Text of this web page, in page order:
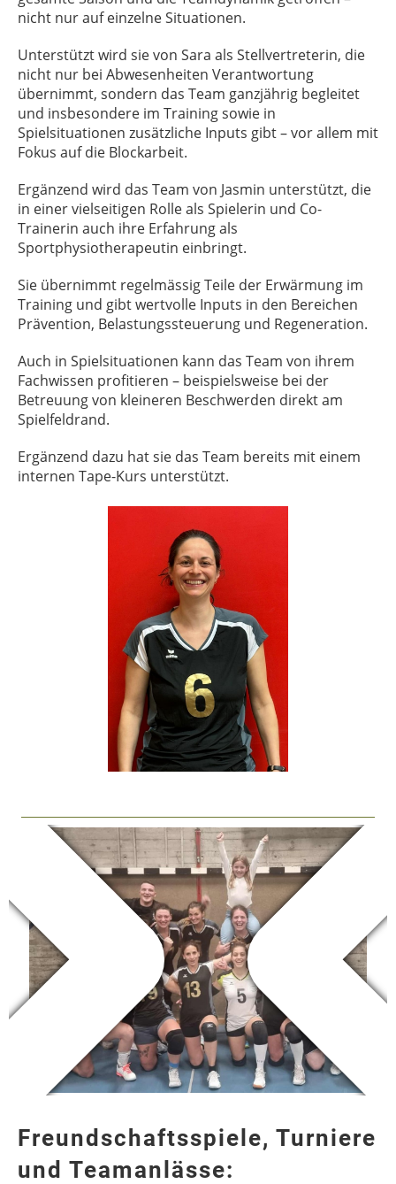
nicht nur auf einzelne Situationen.
Unterstützt wird sie von Sara als Stellvertreterin, die
nicht nur bei Abwesenheiten Verantwortung
übernimmt, sondern das Team ganzjährig begleitet
und insbesondere im Training sowie in
Spielsituationen zusätzliche Inputs gibt – vor allem mit
Fokus auf die Blockarbeit.
Ergänzend wird das Team von Jasmin unterstützt, die
in einer vielseitigen Rolle als Spielerin und Co-
Trainerin auch ihre Erfahrung als
Sportphysiotherapeutin einbringt.
Sie übernimmt regelmässig Teile der Erwärmung im
Training und gibt wertvolle Inputs in den Bereichen
Prävention, Belastungssteuerung und Regeneration.
Auch in Spielsituationen kann das Team von ihrem
Fachwissen profitieren – beispielsweise bei der
Betreuung von kleineren Beschwerden direkt am
Spielfeldrand.
Ergänzend dazu hat sie das Team bereits mit einem
internen Tape-Kurs unterstützt.
Freundschaftsspiele, Turniere
und Teamanlässe: